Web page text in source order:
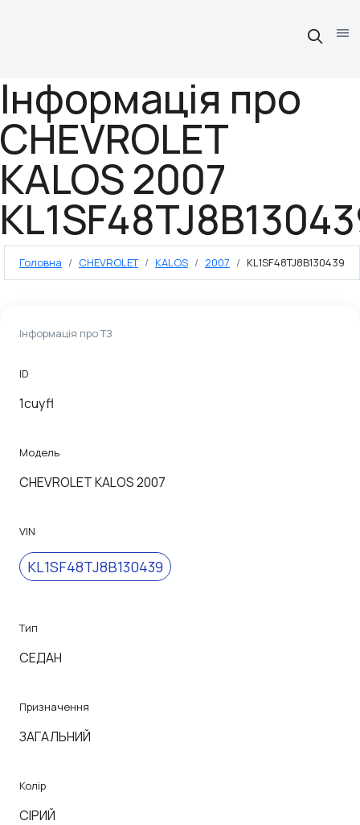
Інформація про
CHEVROLET
KALOS 2007
Головна CHEVROLET KALOS 2007 KL1SF48TJ8B130439
Інформація про ТЗ
ID
1cuyfl
Модель
CHEVROLET KALOS 2007
VIN
KL1SF48TJ8B130439
Тип
СЕДАН
Призначення
ЗАГАЛЬНИЙ
Колір
СІРИЙ